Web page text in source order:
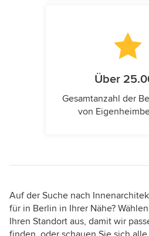
Über
Gesamtanzahl der
von
Auf der Suche nach
für in Berlin in Ihrer Nähe?
Ihren Standort aus, damit wir